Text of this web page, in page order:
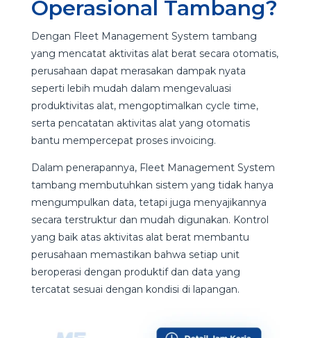
Operasional Tambang?
Dengan Fleet Management System tambang
yang mencatat aktivitas alat berat secara otomatis,
perusahaan dapat merasakan dampak nyata
seperti lebih mudah dalam mengevaluasi
produktivitas alat, mengoptimalkan cycle time,
serta pencatatan aktivitas alat yang otomatis
bantu mempercepat proses invoicing.
Dalam penerapannya, Fleet Management System
tambang membutuhkan sistem yang tidak hanya
mengumpulkan data, tetapi juga menyajikannya
secara terstruktur dan mudah digunakan. Kontrol
yang baik atas aktivitas alat berat membantu
perusahaan memastikan bahwa setiap unit
beroperasi dengan produktif dan data yang
tercatat sesuai dengan kondisi di lapangan.